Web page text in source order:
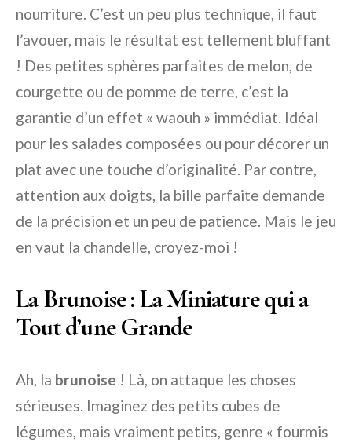
nourriture. C’est un peu plus technique, il faut
l’avouer, mais le résultat est tellement bluffant
! Des petites sphères parfaites de melon, de
courgette ou de pomme de terre, c’est la
garantie d’un effet « waouh » immédiat. Idéal
pour les salades composées ou pour décorer un
plat avec une touche d’originalité. Par contre,
attention aux doigts, la bille parfaite demande
de la précision et un peu de patience. Mais le jeu
en vaut la chandelle, croyez-moi !
La Brunoise : La Miniature qui a
Tout d’une Grande
Ah, la brunoise ! Là, on attaque les choses
sérieuses. Imaginez des petits cubes de
légumes, mais vraiment petits, genre « fourmis